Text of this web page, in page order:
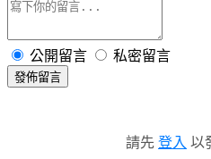
公開留言 私密留言
發佈留言
請先 登入 以